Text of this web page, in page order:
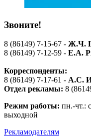
Звоните!
8 (86149) 7-15-67 - Ж.Ч.
8 (86149) 7-12-59 - Е.А.
Корреспонденты:
8 (86149) 7-17-61 - А.С.
Отдел рекламы: 8
Режим работы: пн.-чт.:
выходной
Рекламодателям